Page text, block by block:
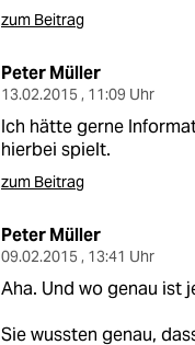
zum Beitrag
Peter Müller
13.02.2015 , 11:09 Uhr
Ich hätte gerne
hierbei spielt.
zum Beitrag
Peter Müller
09.02.2015 , 13:41 Uhr
Aha. Und wo genau ist
Sie wussten genau,